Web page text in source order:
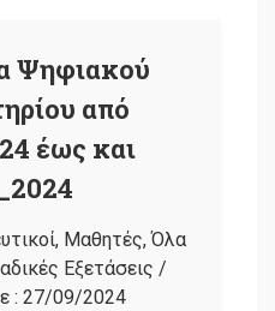
Ψηφιακού
από
έως και
, Μαθητές,Όλα
Εξετάσεις /
: 27/09/2024